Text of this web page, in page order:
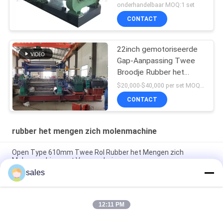
onderhandelbaar MOQ:1 set
CONTACT
22inch gemotoriseerde
Gap-Aanpassing Twee
Broodje Rubber het
Mengen zich
Molenmachine met
Voorraadmixer
$20,000-$40,000 per set MOQ:1 reeks
CONTACT
rubber het mengen zich molenmachine
Open Type 610mm Twee Rol Rubber het Mengen zich
Molenmachine met Voorraadmixer
Rubbersamenstelling het Mengen zich Molenmachine xk-450
Diameter 48 van de 18 duimrol“ Lengte
16 de Samenstelling van de Duim Open Molen Rubber het
sales
12:11 PM